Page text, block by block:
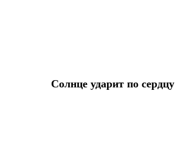
Солнце ударит по сердцу